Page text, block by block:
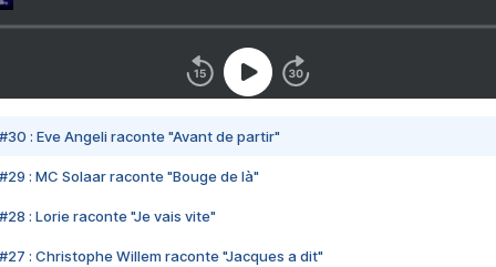
#30 : Eve Angeli raconte "Avant de partir"
#29 : MC Solaar raconte "Bouge de là"
#28 : Lorie raconte "Je vais vite"
#27 : Christophe Willem raconte "Jacques a dit"